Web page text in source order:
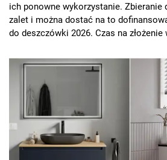
ich ponowne wykorzystanie. Zbieranie
zalet i można dostać na to
do deszczówki 2026. Czas na
zł.